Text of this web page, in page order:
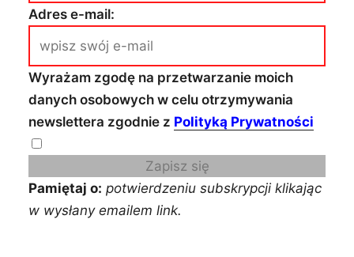
Adres e-mail:
Wyrażam zgodę na przetwarzanie moich
danych osobowych w celu otrzymywania
newslettera zgodnie z Polityką Prywatności
Zapisz się
Pamiętaj o: potwierdzeniu subskrypcji klikając
w wysłany emailem link.